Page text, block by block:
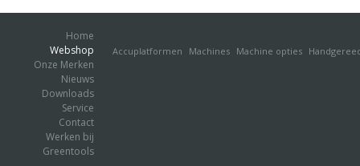
Home
Webshop
Accuplatformen Machines Machine opties
Onze Merken
Nieuws
Downloads
Service
Contact
Werken bij
Greentools